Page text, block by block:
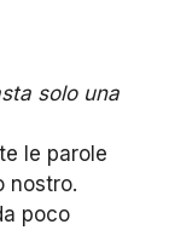
solo una
le parole
nostro.
poco